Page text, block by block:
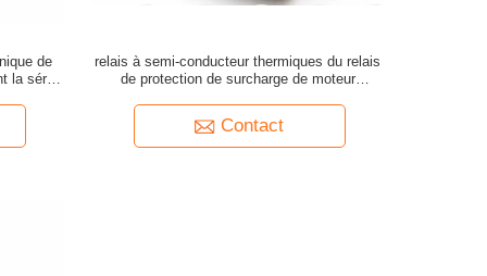
de
la série
relais à semi-conducteur thermiques du relais
de protection de surcharge de moteur
Contact